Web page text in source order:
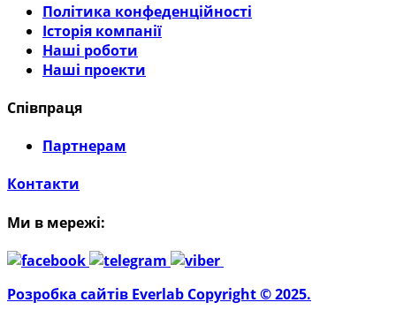
Політика конфеденційності
Історія компанії
Наші роботи
Наші проекти
Співпраця
Партнерам
Контакти
Ми в мережі:
Розробка сайтів Everlab Copyright © 2025.